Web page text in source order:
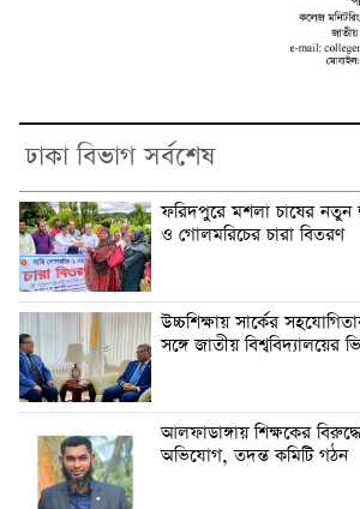
ঢাকা বিভাগ সর্বশেষ
ফরিদপুরে মশলা চাষের নতুন
ও গোলমরিচের চারা বিতরণ
উচ্চশিক্ষায় সার্কের
সঙ্গে জাতীয় বিশ্ববিদ্যালয়ের
আলফাডাঙ্গায় শিক্ষকের
অভিযোগ, তদন্ত কমিটি গঠন